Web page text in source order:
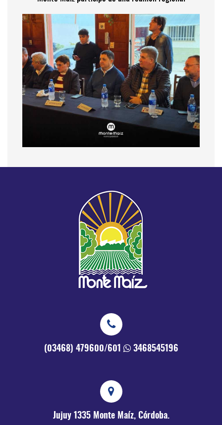
(03468) 479600/601 3468545196
Jujuy 1335 Monte Maíz, Córdoba.